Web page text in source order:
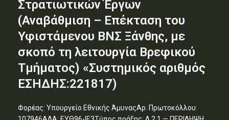
Στρατιωτικών Έργων
(Αναβάθμιση – Επέκταση του
Υφιστάμενου ΒΝΣ Ξάνθης, με
σκοπό τη λειτουργία Βρεφικού
Τμήματος) «Συστημικός αριθμός
ΕΣΗΔΗΣ:221817)
Φορέας: Υπουργείο Εθνικής ΆμυναςΑρ. Πρωτοκόλλου: